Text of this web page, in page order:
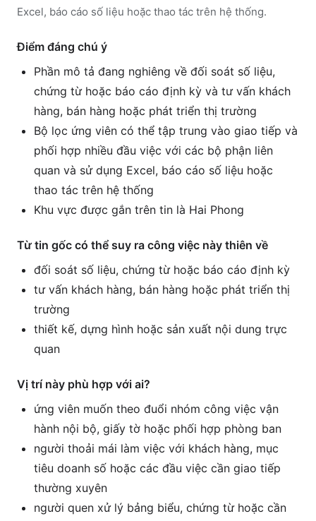
Excel, báo cáo số liệu hoặc thao tác trên hệ thống.
Điểm đáng chú ý
Phần mô tả đang nghiêng về đối soát số liệu,
chứng từ hoặc báo cáo định kỳ và tư vấn khách
hàng, bán hàng hoặc phát triển thị trường
Bộ lọc ứng viên có thể tập trung vào giao tiếp và
phối hợp nhiều đầu việc với các bộ phận liên
quan và sử dụng Excel, báo cáo số liệu hoặc
thao tác trên hệ thống
Khu vực được gắn trên tin là Hai Phong
Từ tin gốc có thể suy ra công việc này thiên về
đối soát số liệu, chứng từ hoặc báo cáo định kỳ
tư vấn khách hàng, bán hàng hoặc phát triển thị
trường
thiết kế, dựng hình hoặc sản xuất nội dung trực
quan
Vị trí này phù hợp với ai?
ứng viên muốn theo đuổi nhóm công việc vận
hành nội bộ, giấy tờ hoặc phối hợp phòng ban
người thoải mái làm việc với khách hàng, mục
tiêu doanh số hoặc các đầu việc cần giao tiếp
thường xuyên
người quen xử lý bảng biểu, chứng từ hoặc cần